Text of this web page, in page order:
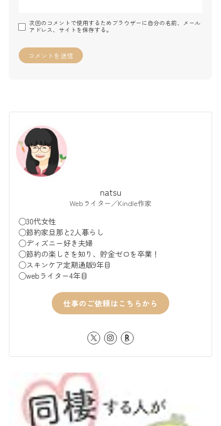
次回のコメントで使用するためブラウザーに自分の名前、メール
アドレス、サイトを保存する。
natsu
Webライター／Kindle作家
◯30代女性
◯節約家旦那と2人暮らし
◯ディズニー好き夫婦
◯節約の楽しさを知り、貯金ゼロを卒業！
◯スキンケア定期通販9年目
◯webライター4年目
仕事のご依頼はこちらから